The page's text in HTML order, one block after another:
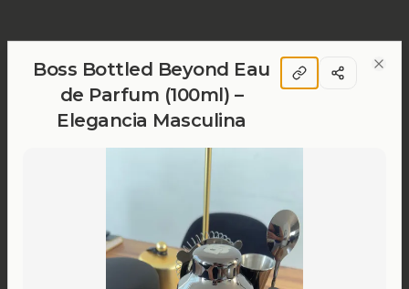
Boss Bottled Beyond Eau
de Parfum (100ml) –
Elegancia Masculina